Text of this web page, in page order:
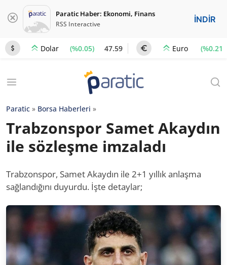
Paratic Haber: Ekonomi, Finans
RSS Interactive İNDİR
Dolar (%0.05) 47.59 Euro (%0.21)
Paratic » Borsa Haberleri »
Trabzonspor Samet Akaydın
ile sözleşme imzaladı
Trabzonspor, Samet Akaydın ile 2+1 yıllık anlaşma
sağlandığını duyurdu. İşte detaylar;